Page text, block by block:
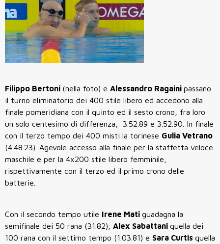
Filippo Bertoni (nella foto) e Alessandro Ragaini passano
il turno eliminatorio dei 400 stile libero ed accedono alla
finale pomeridiana con il quinto ed il sesto crono, fra loro
un solo centesimo di differenza, 3.52.89 e 3.52.90. In finale
con il terzo tempo dei 400 misti la torinese Gulia Vetrano
(4.48.23). Agevole accesso alla finale per la staffetta veloce
maschile e per la 4x200 stile libero femminile,
rispettivamente con il terzo ed il primo crono delle
batterie.
Con il secondo tempo utile Irene Mati guadagna la
semifinale dei 50 rana (31.82), Alex Sabattani quella dei
100 rana con il settimo tempo (1.03.81) e Sara Curtis quella